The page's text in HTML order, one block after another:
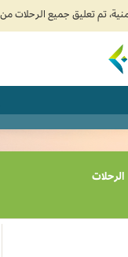
الرحلات